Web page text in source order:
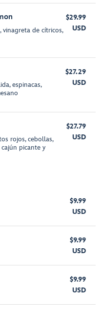
vinagreta de cítricos,
$29.99
USD
espinacas,
$27.29
USD
rojos, cebollas,
picante y
$27.79
USD
$9.99
USD
$9.99
USD
$9.99
USD